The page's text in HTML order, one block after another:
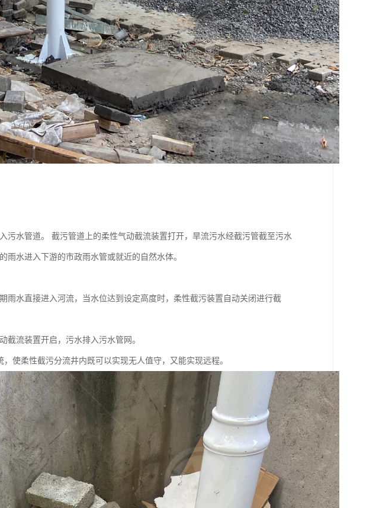
污水管道。 截污管道上的柔性气动截流装置打开，旱流污水经截污管截至污水
水进入下游的市政雨水管或就近的自然水体。
雨水直接进入河流，当水位达到设定高度时，柔性截污装置自动关闭进行截
截流装置开启，污水排入污水管网。
使柔性截污分流井内既可以实现无人值守，又能实现远程。